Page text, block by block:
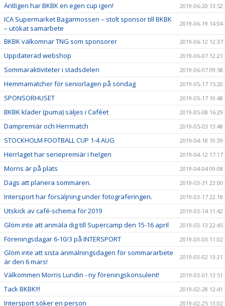
Äntligen har BKBK en egen cup igen! 2019-06-20 13:52
ICA Supermarket Bagarmossen – stolt sponsor till BKBK
– utökat samarbete
2019-06-19 14:04
BKBK välkomnar TNG som sponsorer 2019-06-12 12:37
Uppdaterad webshop 2019-06-07 12:21
Sommaraktiviteter i stadsdelen 2019-06-07 09:58
Hemmamatcher för seniorlagen på söndag 2019-05-17 15:20
SPONSORHUSET 2019-05-17 10:48
BKBK kläder (puma) säljes i Caféet 2019-05-08 16:29
Dampremiär och Herrmatch 2019-05-03 13:48
STOCKHOLM FOOTBALL CUP 1-4 AUG 2019-04-18 10:39
Herrlaget har seriepremiär i helgen 2019-04-12 17:17
Morris är på plats 2019-04-04 09:08
Dags att planera sommaren. 2019-03-31 23:00
Intersport har försäljning under fotograferingen. 2019-03-17 22:18
Utskick av café-schema för 2019 2019-03-14 11:42
Glöm inte att anmäla dig till Supercamp den 15-16 april 2019-03-13 22:45
Föreningsdagar 6-10/3 på INTERSPORT 2019-03-03 11:02
Glöm inte att sista anmälningsdagen för sommararbete
är den 6 mars!
2019-03-02 13:21
Välkommen Morris Lundin - ny föreningskonsulent! 2019-03-01 13:51
Tack BKBK!!! 2019-02-28 12:41
Intersport söker en person 2019-02-25 13:02